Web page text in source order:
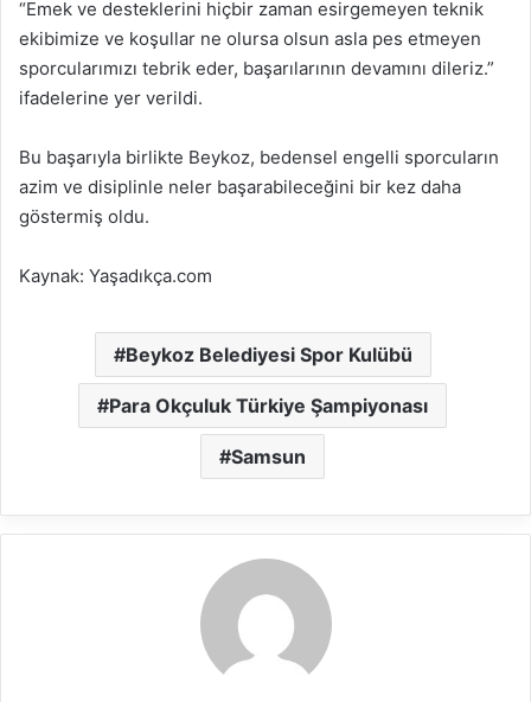
“Emek ve desteklerini hiçbir zaman esirgemeyen teknik
ekibimize ve koşullar ne olursa olsun asla pes etmeyen
sporcularımızı tebrik eder, başarılarının devamını dileriz.”
ifadelerine yer verildi.
Bu başarıyla birlikte Beykoz, bedensel engelli sporcuların
azim ve disiplinle neler başarabileceğini bir kez daha
göstermiş oldu.
Kaynak: Yaşadıkça.com
Beykoz Belediyesi Spor Kulübü
Para Okçuluk Türkiye Şampiyonası
Samsun